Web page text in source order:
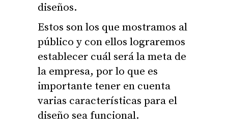
diseños.
Estos son los que mostramos al
público y con ellos lograremos
establecer cuál será la meta de
la empresa, por lo que es
importante tener en cuenta
varias características para el
diseño sea funcional.